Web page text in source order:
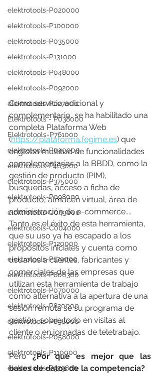
elektrotools-P020000
elektrotools-P100000
elektrotools-P035000
elektrotools-P131000
elektrotools-P048000
elektrotools-P092000
elektrotools-P027000
Elektrotools - P038000
Elektrotools-P761000
elektrotools-P040000
elektrotools-P463000
elektrotools-P375000
elektrotools-P098000
elektrotools-C049000
elektrotools-C004000
elektrotools-P120000
elektrotools-P179000
elektrotools-P800300
elektrotools-P070000
elektrotools-P820000
elektrotools-P898000
elektrotools-P058000
elektrotools-P110000
elektrotools-P979800
Como servicio adicional y
complementario, se ha habilitado una
completa Plataforma Web
(https://plataforma.fegime.es) que
engloba multitud de funcionalidades
complementarias a la BBDD, como la
gestión de producto (PIM),
búsquedas, acceso a ficha de
producto, almacén virtual, área de
administración de e-commerce....
Tanto es el éxito de esta herramienta,
que su uso ya ha escapado a los
propósitos iniciales y cuenta como
usuarios a clientes, fabricantes y
comerciales de las empresas que
utilizan esta herramienta de trabajo
como alternativa a la apertura de una
sesión remota se su programa de
gestión, sobre todo en visitas al
cliente o en jornadas de teletrabajo.
Pero ¿Por qué es mejor que las
bases de datos de la competencia?